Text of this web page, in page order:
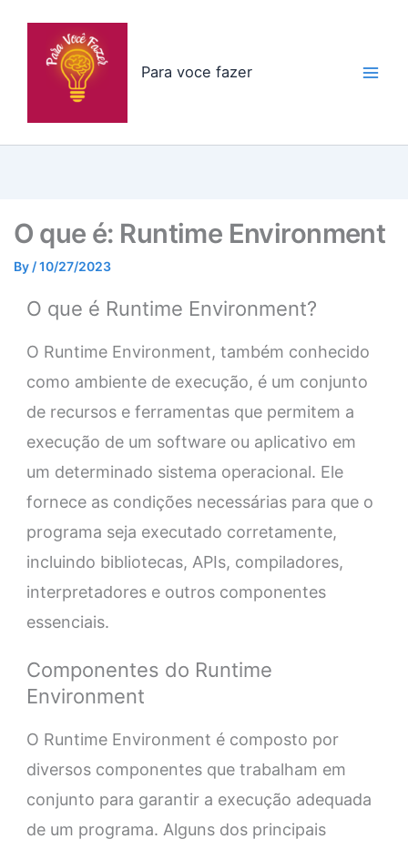
Para voce fazer
O que é: Runtime Environment
By /10/27/2023
O que é Runtime Environment?
O Runtime Environment, também conhecido
como ambiente de execução, é um conjunto
de recursos e ferramentas que permitem a
execução de um software ou aplicativo em
um determinado sistema operacional. Ele
fornece as condições necessárias para que o
programa seja executado corretamente,
incluindo bibliotecas, APIs, compiladores,
interpretadores e outros componentes
essenciais.
Componentes do Runtime
Environment
O Runtime Environment é composto por
diversos componentes que trabalham em
conjunto para garantir a execução adequada
de um programa. Alguns dos principais